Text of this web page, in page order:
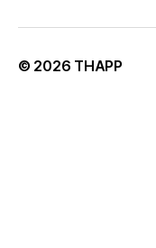
© 2026 THAPP